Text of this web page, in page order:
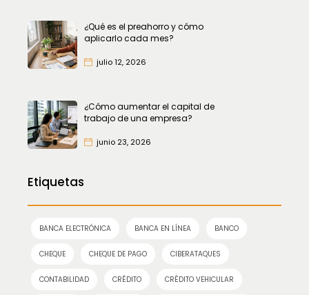
¿Qué es el preahorro y cómo
aplicarlo cada mes?
julio 12, 2026
¿Cómo aumentar el capital de
trabajo de una empresa?
junio 23, 2026
Etiquetas
BANCA ELECTRÓNICA BANCA EN LÍNEA BANCO
CHEQUE CHEQUE DE PAGO CIBERATAQUES
CONTABILIDAD CRÉDITO CRÉDITO VEHICULAR